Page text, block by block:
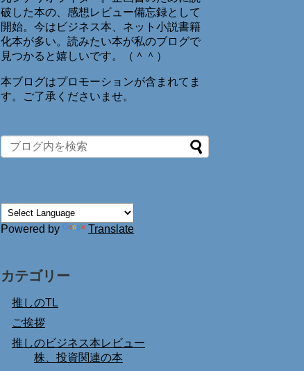
破した本の、感想レビュー備忘録として
開始。今はビジネス本、ネット小説書籍
化本が多い。読みたい本が私のブログで
見つかると嬉しいです。（＾＾）
本ブログはプロモーションが含まれてま
す。ご了承くださいませ。
Powered by Translate
カテゴリー
推しのTL
ご挨拶
推しのビジネス本レビュー
株、投資関連の本